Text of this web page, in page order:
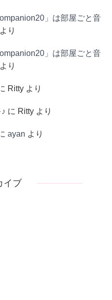
」は部屋ごと音
より
」は部屋ごと音
より
Ritty より
に Ritty より
ayan より
イブ